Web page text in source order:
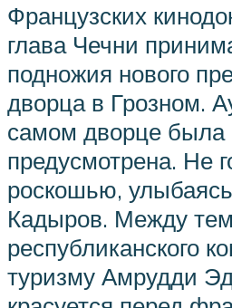
Французских
глава Чечни
подножия нового
дворца в Грозном.
самом дворце была
предусмотрена. Не
роскошью,
Кадыров. Между
республиканского
туризму Амрудди